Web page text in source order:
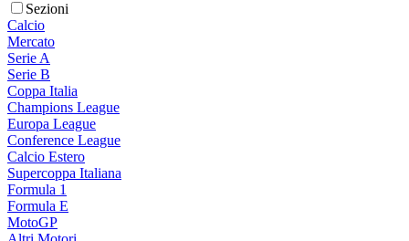
Sezioni
Calcio
Mercato
Serie A
Serie B
Coppa Italia
Champions League
Europa League
Conference League
Calcio Estero
Supercoppa Italiana
Formula 1
Formula E
MotoGP